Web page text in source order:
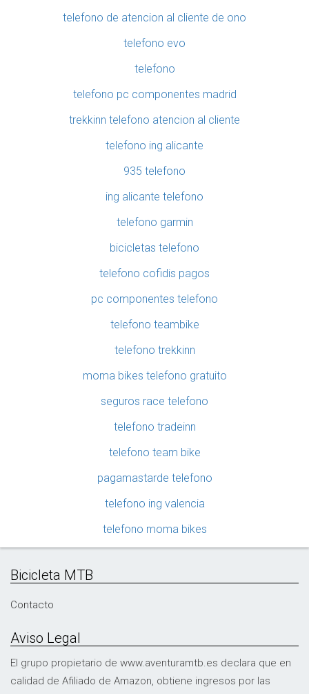
telefono de atencion al cliente de ono
telefono evo
telefono
telefono pc componentes madrid
trekkinn telefono atencion al cliente
telefono ing alicante
935 telefono
ing alicante telefono
telefono garmin
bicicletas telefono
telefono cofidis pagos
pc componentes telefono
telefono teambike
telefono trekkinn
moma bikes telefono gratuito
seguros race telefono
telefono tradeinn
telefono team bike
pagamastarde telefono
telefono ing valencia
telefono moma bikes
Bicicleta MTB
Contacto
Aviso Legal
El grupo propietario de www.aventuramtb.es declara que en
calidad de Afiliado de Amazon, obtiene ingresos por las